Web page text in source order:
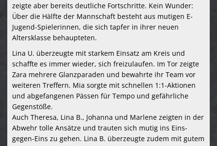
zeigte aber bereits deutliche Fortschritte. Kein Wunder:
Über die Hälfte der Mannschaft besteht aus mutigen E-
Jugend-Spielerinnen, die sich tapfer in ihrer neuen
Altersklasse behaupteten.
Lina U. überzeugte mit starkem Einsatz am Kreis und
schaffte es immer wieder, sich freizulaufen. Im Tor zeigte
Zara mehrere Glanzparaden und bewahrte ihr Team vor
weiteren Treffern. Mia sorgte mit schnellen 1:1-Aktionen
und abgefangenen Pässen für Tempo und gefährliche
Gegenstöße.
Auch Theresa, Lina B., Johanna und Marlene zeigten in der
Abwehr tolle Ansätze und trauten sich mutig ins Eins-
gegen-Eins zu gehen. Lina B. überzeugte zudem mit gutem